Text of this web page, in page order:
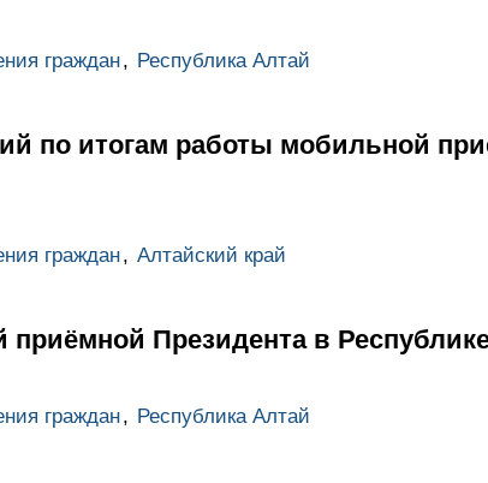
граждан, Республика Алтай
по итогам работы мобильной
граждан, Алтайский край
приёмной Президента в
граждан, Республика Алтай